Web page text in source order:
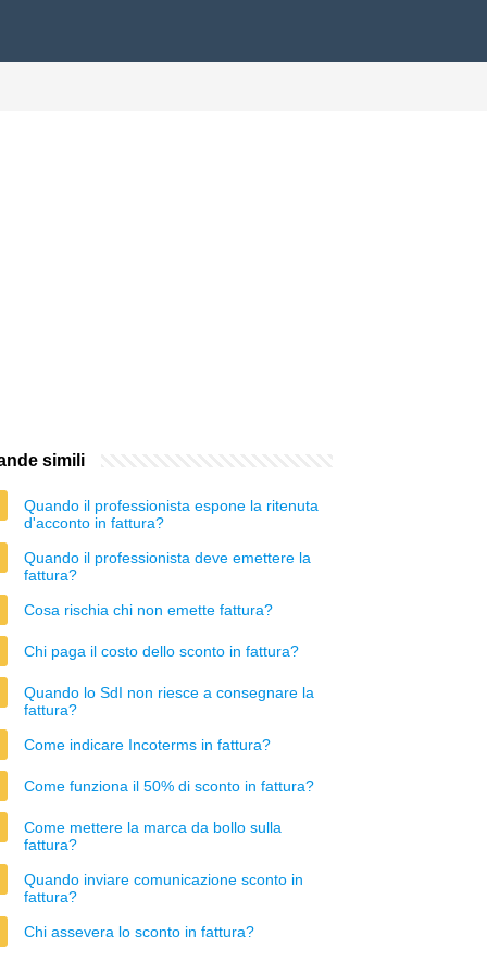
simili
Quando il professionista espone la ritenuta
d'acconto in fattura?
Quando il professionista deve emettere la
fattura?
Cosa rischia chi non emette fattura?
Chi paga il costo dello sconto in fattura?
Quando lo SdI non riesce a consegnare la
fattura?
Come indicare Incoterms in fattura?
Come funziona il 50% di sconto in fattura?
Come mettere la marca da bollo sulla
fattura?
Quando inviare comunicazione sconto in
fattura?
Chi assevera lo sconto in fattura?